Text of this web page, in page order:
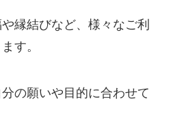
縁結びなど、様々なご利
す。
の願いや目的に合わせて